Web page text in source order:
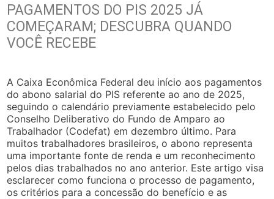
PAGAMENTOS DO PIS 2025 JÁ
COMEÇARAM; DESCUBRA QUANDO
VOCÊ RECEBE
A Caixa Econômica Federal deu início aos pagamentos
do abono salarial do PIS referente ao ano de 2025,
seguindo o calendário previamente estabelecido pelo
Conselho Deliberativo do Fundo de Amparo ao
Trabalhador (Codefat) em dezembro último. Para
muitos trabalhadores brasileiros, o abono representa
uma importante fonte de renda e um reconhecimento
pelos dias trabalhados no ano anterior. Este artigo visa
esclarecer como funciona o processo de pagamento,
os critérios para a concessão do benefício e as